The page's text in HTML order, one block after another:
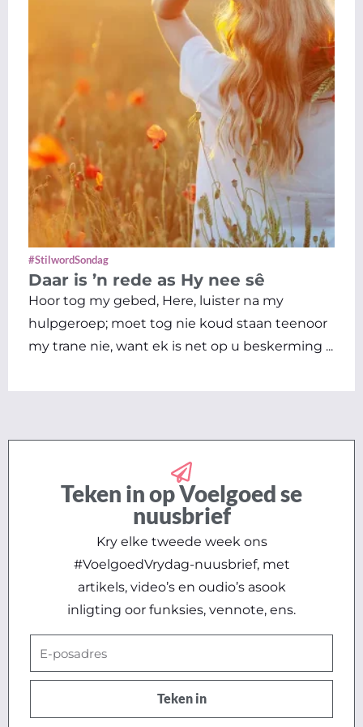
#StilwordSondag
Daar is ’n rede as Hy nee sê
Hoor tog my gebed, Here, luister na my
hulpgeroep; moet tog nie koud staan teenoor
my trane nie, want ek is net op u beskerming ...
Teken in op Voelgoed se
nuusbrief
Kry elke tweede week ons
#VoelgoedVrydag-nuusbrief, met
artikels, video’s en oudio’s asook
inligting oor funksies, vennote, ens.
posadres
Teken in